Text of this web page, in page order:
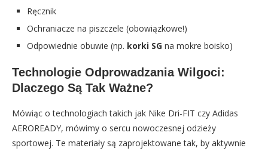
Ręcznik
Ochraniacze na piszczele (obowiązkowe!)
Odpowiednie obuwie (np. korki SG na mokre boisko)
Technologie Odprowadzania Wilgoci:
Dlaczego Są Tak Ważne?
Mówiąc o technologiach takich jak Nike Dri-FIT czy Adidas
AEROREADY, mówimy o sercu nowoczesnej odzieży
sportowej. Te materiały są zaprojektowane tak, by aktywnie